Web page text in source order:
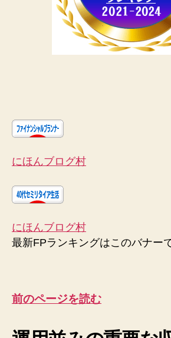
にほんブログ村
にほんブログ村
最新FPランキングはこのバナー
前のページを読む